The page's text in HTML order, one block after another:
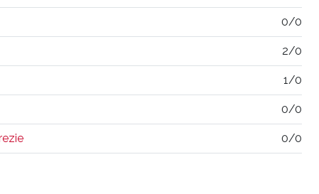
0/0
2/0
1/0
0/0
0/0